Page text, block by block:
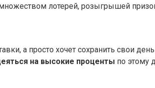
лотерей, розыгрышей
а просто хочет сохранить свои
на высокие проценты по этому